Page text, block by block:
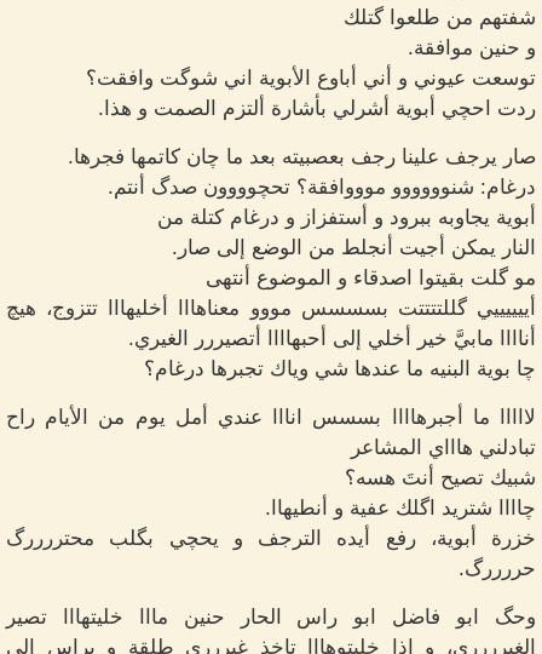
شفتهم من طلعوا گتلك
و حنين موافقة.
توسعت عيوني و أني أباوع الأبوية اني شوگت وافقت؟
ردت احچي أبوية أشرلي بأشارة ألتزم الصمت و هذا.
صار يرجف علينا رجف بعصبيته بعد ما چان كاتمها فجرها.
درغام: شنوووووو موووافقة؟ تحچوووون صدگ أنتم.
أبوية يجاوبه ببرود و أستفزاز و درغام كتلة من
النار يمكن أجيت أنجلط من الوضع إلى صار.
مو گلت بقيتوا اصدقاء و الموضوع أنتهى
أييييييي گللتتتتت بسسسس مووو معناهااا أخليهااا تتزوج، هيچ
أناااا مابيَّ خير أخلي إلى أحبهاااا أتصيررر الغيري.
چا بوية البنيه ما عندها شي وياك تجبرها درغام؟
لااااا ما أجبرهاااا بسسس انااا عندي أمل يوم من الأيام راح
تبادلني هاااي المشاعر
شبيك تصيح أنتَ هسه؟
چاااا شتريد اگلك عفية و أنطيهاا.
خزرة أبوية، رفع أيده الترجف و يحچي بگلب محتررررگ
حررررگ.
وحگ ابو فاضل ابو راس الحار حنين مااا خليتهااا تصير
الغيرررري، و إذا خليتوهااا تاخذ غيررري طلقة و براس إلى